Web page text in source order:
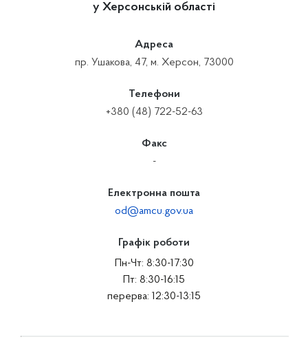
у Херсонській області
Адреса
пр. Ушакова, 47, м. Херсон, 73000
Телефони
+380 (48) 722-52-63
Факс
-
Електронна пошта
od@amcu.gov.ua
Графік роботи
Пн-Чт: 8:30-17:30
Пт: 8:30-16:15
перерва: 12:30-13:15